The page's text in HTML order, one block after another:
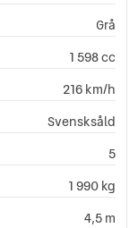
Grå
1 598 cc
216 km/h
Svensksåld
5
1 990 kg
4,5 m